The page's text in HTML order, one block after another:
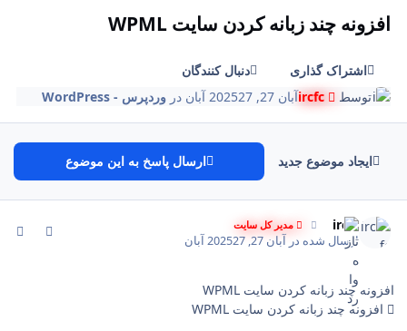
افزونه چند زبانه کردن سایت WPML
اشتراک گذاری
دنبال کنندگان
توسط
ircfc آبان 27, 2025 27 آبان دروردپرس - WordPress
ایجاد موضوع جدید ارسال پاسخ به این موضوع
ircfc مدیر کل سایت
ارسال شده در آبان 27, 2025 27 آبان
افزونه چند زبانه کردن سایت WPML
افزونه چند زبانه کردن سایت WPML